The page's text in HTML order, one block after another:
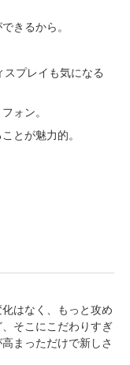
きるから。
スプレイも気になる
ォン。
とが魅力的。
はなく、もっと攻め
そこにこだわりすぎ
まっただけで新しさ